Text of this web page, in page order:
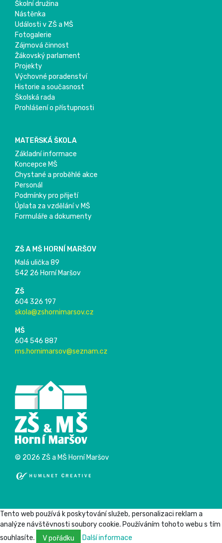
Školní družina
Nástěnka
Události v ZŠ a MŠ
Fotogalerie
Zájmová činnost
Žákovský parlament
Projekty
Výchovné poradenství
Historie a současnost
Školská rada
Prohlášení o přístupnosti
MATEŘSKÁ ŠKOLA
Základní informace
Koncepce MŠ
Chystané a proběhlé akce
Personál
Podmínky pro přijetí
Úplata za vzdělání v MŠ
Formuláře a dokumenty
ZŠ A MŠ HORNÍ MARŠOV
Malá ulička 89
542 26 Horní Maršov
ZŠ
604 326 197
skola@zshornimarsov.cz
MŠ
604 546 887
ms.hornimarsov@seznam.cz
© 2026 ZŠ a MŠ Horní Maršov
Tento web používá k poskytování služeb, personalizaci reklam a
analýze návštěvnosti soubory cookie. Používáním tohoto webu s tím
souhlasíte.
V pořádku Další informace